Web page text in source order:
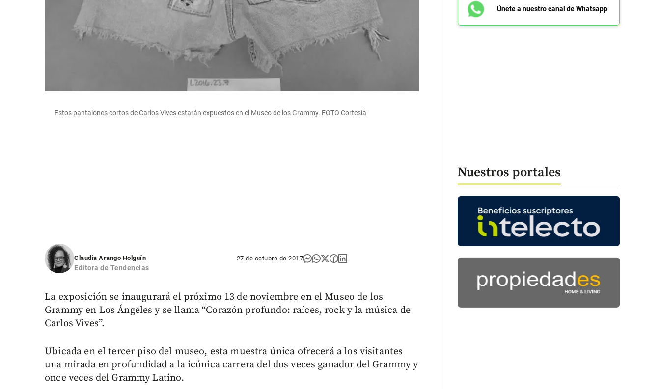
Estos pantalones cortos de Carlos Vives estarán expuestos en el Museo de los Grammy. FOTO Cortesía
Claudia Arango Holguín
Editora de Tendencias
27 de octubre de 2017
La exposición se inaugurará el próximo 13 de noviembre en el Museo de los
Grammy en Los Ángeles y se llama “Corazón profundo: raíces, rock y la música de
Carlos Vives”.
Ubicada en el tercer piso del museo, esta muestra única ofrecerá a los visitantes
una mirada en profundidad a la icónica carrera del dos veces ganador del Grammy y
once veces del Grammy Latino.
Únete a nuestro canal de Whatsapp
Nuestros portales